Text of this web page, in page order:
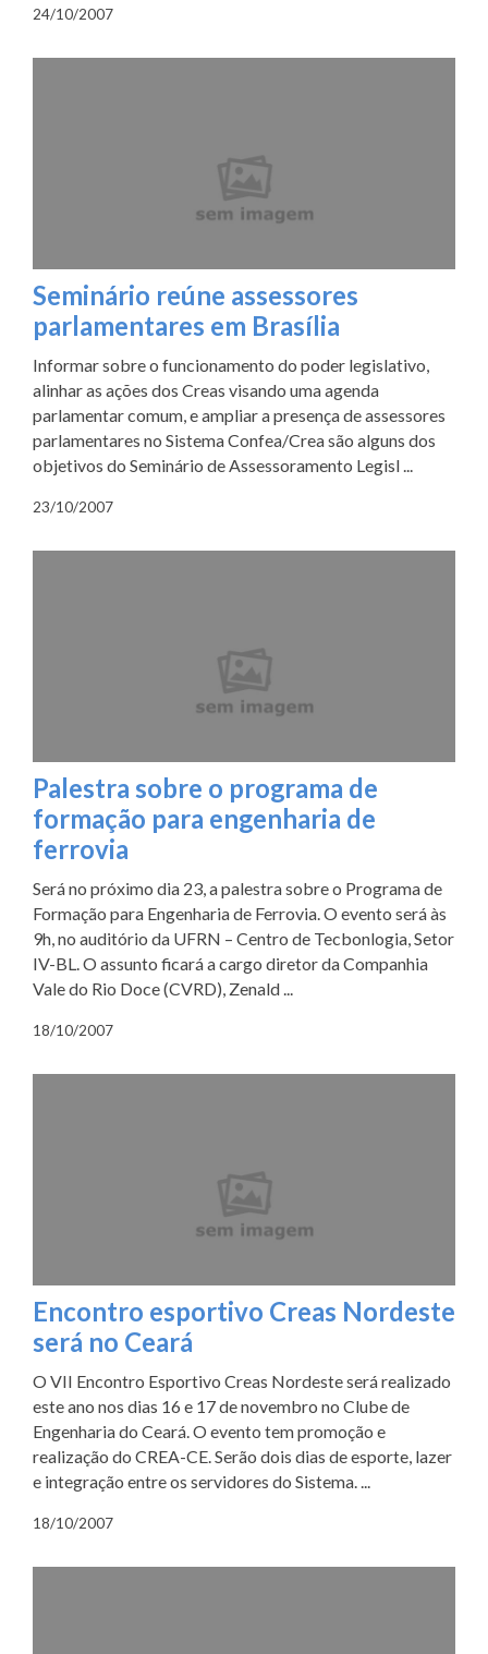
24/10/2007
Seminário reúne assessores
parlamentares em Brasília
Informar sobre o funcionamento do poder legislativo,
alinhar as ações dos Creas visando uma agenda
parlamentar comum, e ampliar a presença de assessores
parlamentares no Sistema Confea/Crea são alguns dos
objetivos do Seminário de Assessoramento Legisl ...
23/10/2007
Palestra sobre o programa de
formação para engenharia de
ferrovia
Será no próximo dia 23, a palestra sobre o Programa de
Formação para Engenharia de Ferrovia. O evento será às
9h, no auditório da UFRN – Centro de Tecbonlogia, Setor
IV-BL. O assunto ficará a cargo diretor da Companhia
Vale do Rio Doce (CVRD), Zenald ...
18/10/2007
Encontro esportivo Creas Nordeste
será no Ceará
O VII Encontro Esportivo Creas Nordeste será realizado
este ano nos dias 16 e 17 de novembro no Clube de
Engenharia do Ceará. O evento tem promoção e
realização do CREA-CE. Serão dois dias de esporte, lazer
e integração entre os servidores do Sistema. ...
18/10/2007